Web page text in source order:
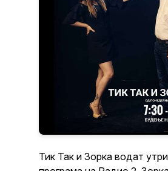
Тик Так и Зорка водат